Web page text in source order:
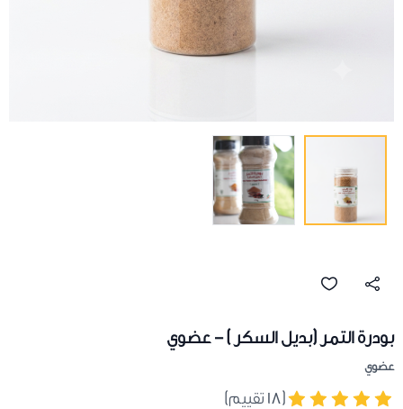
بودرة التمر (بديل السكر ) - عضوي
عضوي
(١٨ تقييم)